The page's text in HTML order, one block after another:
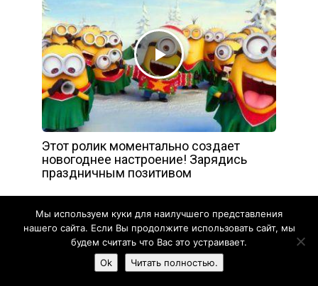
Этот ролик моментально создает
новогоднее настроение! Зарядись
праздничным позитивом
Жизнь прекрасна - 2020
Мы используем куки для наилучшего представления
нашего сайта. Если Вы продолжите использовать сайт, мы
будем считать что Вас это устраивает.
Ok
Читать полностью.